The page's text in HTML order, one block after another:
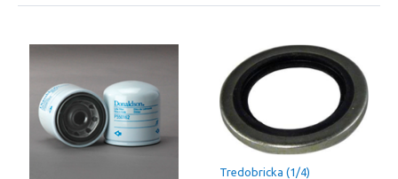
Tredobricka (1/4)